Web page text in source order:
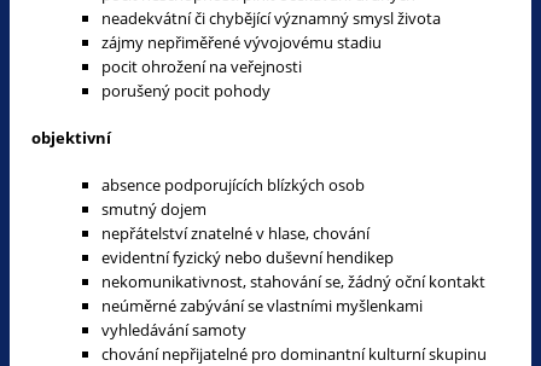
neadekvátní či chybějící významný smysl života
zájmy nepřiměřené vývojovému stadiu
pocit ohrožení na veřejnosti
porušený pocit pohody
objektivní
absence podporujících blízkých osob
smutný dojem
nepřátelství znatelné v hlase, chování
evidentní fyzický nebo duševní hendikep
nekomunikativnost, stahování se, žádný oční kontakt
neúměrné zabývání se vlastními myšlenkami
vyhledávání samoty
chování nepřijatelné pro dominantní kulturní skupinu